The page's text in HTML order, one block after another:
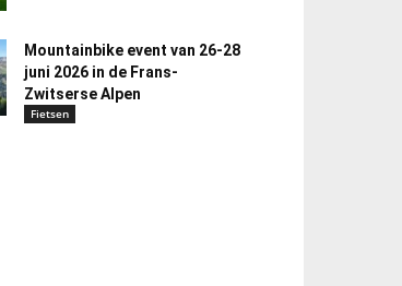
Mountainbike event van 26-28
juni 2026 in de Frans-
Zwitserse Alpen
Fietsen